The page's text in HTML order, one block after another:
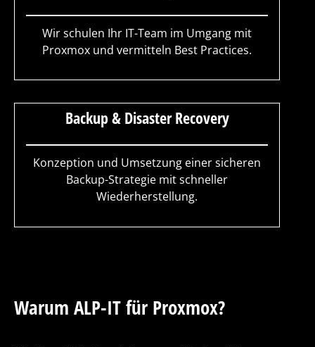
Wir schulen Ihr IT-Team im Umgang mit
Proxmox und vermitteln Best Practices.
Backup & Disaster Recovery
Konzeption und Umsetzung einer sicheren
Backup-Strategie mit schneller
Wiederherstellung.
Warum ALP-IT für Proxmox?